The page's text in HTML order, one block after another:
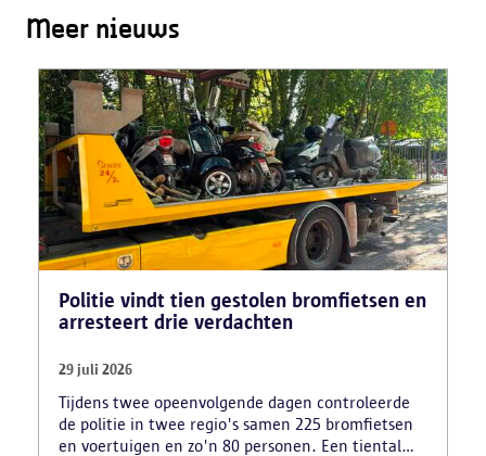
Meer nieuws
Politie vindt tien gestolen bromfietsen en
arresteert drie verdachten
29 juli 2026
Tijdens twee opeenvolgende dagen controleerde
de politie in twee regio's samen 225 bromfietsen
en voertuigen en zo'n 80 personen. Een tiental